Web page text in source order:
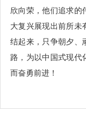
欣向荣，他们追求的
大复兴展现出前所未
结起来，只争朝夕、
路，为以中国式现代
而奋勇前进！